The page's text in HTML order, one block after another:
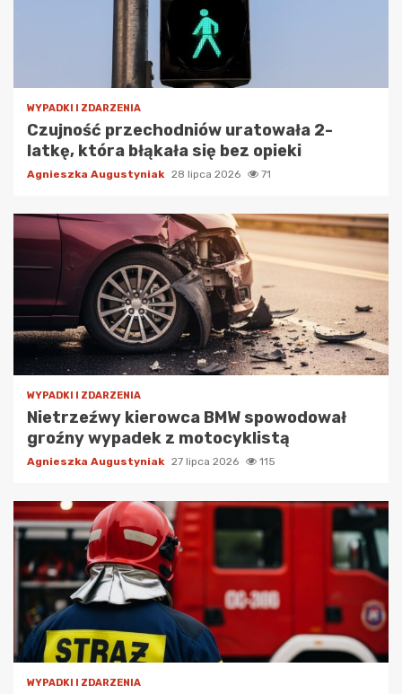
WYPADKI I ZDARZENIA
Czujność przechodniów uratowała 2-
latkę, która błąkała się bez opieki
Agnieszka Augustyniak 28 lipca 2026 71
WYPADKI I ZDARZENIA
Nietrzeźwy kierowca BMW spowodował
groźny wypadek z motocyklistą
Agnieszka Augustyniak 27 lipca 2026 115
WYPADKI I ZDARZENIA